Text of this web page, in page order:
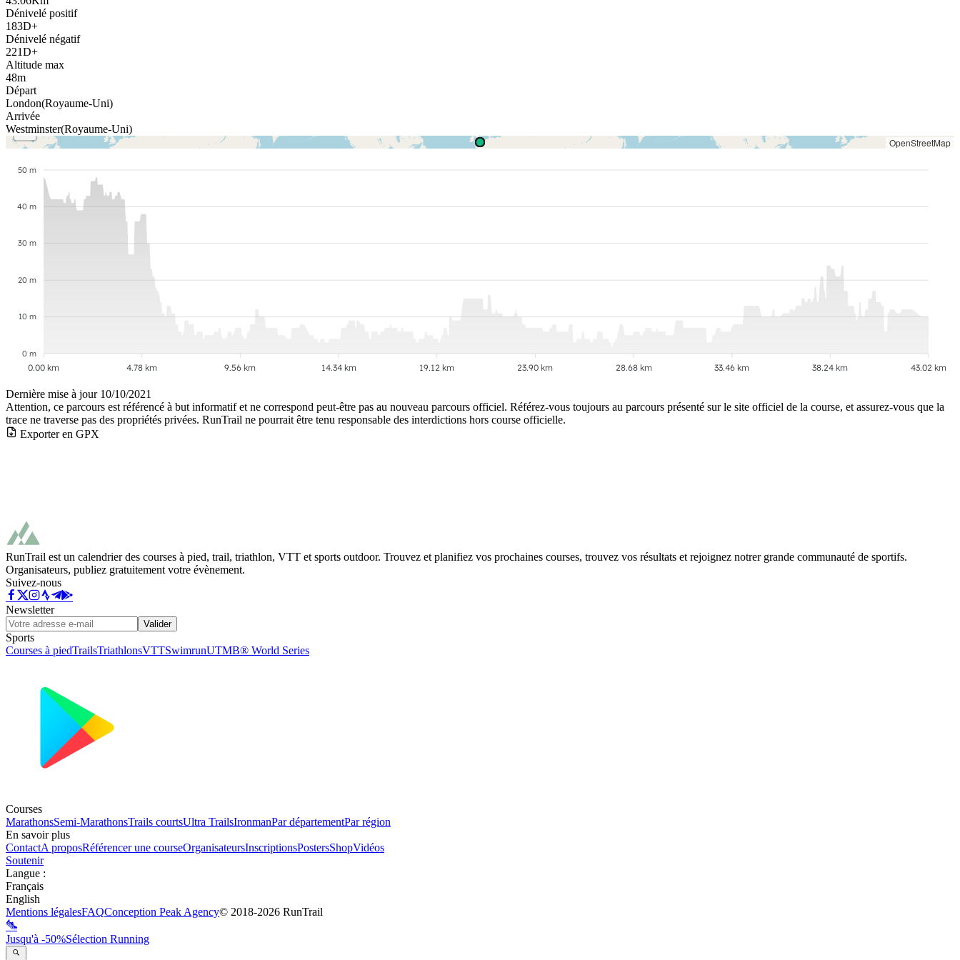
Dénivelé positif
183D+
Dénivelé négatif
221D+
Altitude max
48m
Départ
London(Royaume-Uni)
Arrivée
Westminster(Royaume-Uni)
+
−
OpenStreetMap
50 m
40 m
30 m
20 m
10 m
0 m
0.00 km 4.78 km 9.56 km 14.34 km 19.12 km 23.90 km 28.68 km 33.46 km 38.24 km 43.02 km
Dernière mise à jour 10/10/2021
Attention, ce parcours est référencé à but informatif et ne correspond peut-être pas au nouveau parcours officiel. Référez-vous toujours au parcours présenté sur le site officiel de la course, et assurez-vous que la
trace ne traverse pas des propriétés privées. RunTrail ne pourrait être tenu responsable des interdictions hors course officielle.
Exporter en GPX
RunTrail est un calendrier des courses à pied, trail, triathlon, VTT et sports outdoor. Trouvez et planifiez vos prochaines courses, trouvez vos résultats et rejoignez notrer grande communauté de sportifs.
Organisateurs, publiez gratuitement votre évènement.
Suivez-nous
Newsletter
Valider
Sports
Courses à piedTrailsTriathlonsVTTSwimrunUTMB® World Series
Courses
MarathonsSemi-MarathonsTrails courtsUltra TrailsIronmanPar départementPar région
En savoir plus
ContactA proposRéférencer une courseOrganisateursInscriptionsPostersShopVidéos
Soutenir
Langue :
Français
English
Mentions légalesFAQConception Peak Agency© 2018-2026 RunTrail
Jusqu'à -50%Sélection Running